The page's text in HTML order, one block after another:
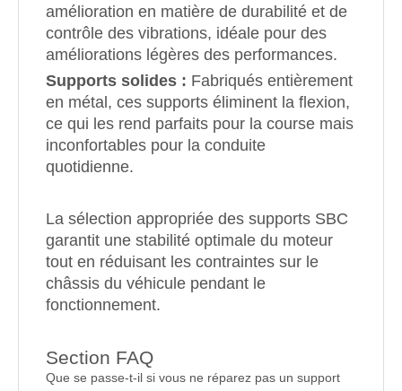
amélioration en matière de durabilité et de
contrôle des vibrations, idéale pour des
améliorations légères des performances.
Supports solides : Fabriqués entièrement
en métal, ces supports éliminent la flexion,
ce qui les rend parfaits pour la course mais
inconfortables pour la conduite
quotidienne.
La sélection appropriée des supports SBC
garantit une stabilité optimale du moteur
tout en réduisant les contraintes sur le
châssis du véhicule pendant le
fonctionnement.
Section FAQ
Que se passe-t-il si vous ne réparez pas un support